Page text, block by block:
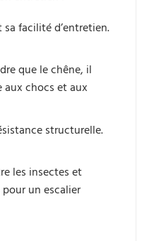
facilité d’entretien.
que le chêne, il
aux chocs et aux
structurelle.
les insectes et
un escalier